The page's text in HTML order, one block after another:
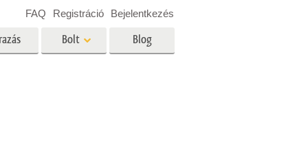
Bolt Blog
FAQ Registráció Bejelentkezés